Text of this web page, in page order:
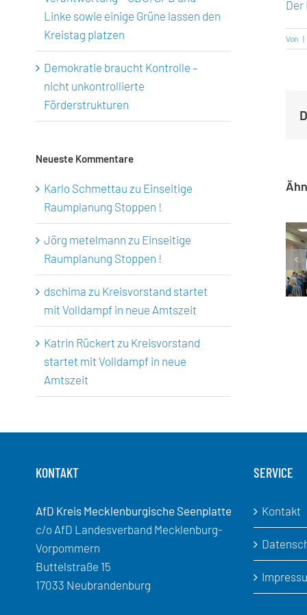
Der
Von |
Linke sowie einige Grüne lassen den
Kreistag platzen
Demokratie braucht Kontrolle –
nicht unkontrollierte
Förderstrukturen
Neueste Kommentare
Karlo Schmettau zu Einseitige
Raumplanung Stoppen !
Jörg metelmann zu Einseitige
Raumplanung Stoppen !
dschima zu Kreisvorstand startet
mit Volldampf in neue Amtszeit
Katrin Rückert zu Kreisvorstand
startet mit Volldampf in neue
Amtszeit
KONTAKT
AfD Kreis Mecklenburgische Seenplatte
c/o AfD Landesverband Mecklenburg-
Vorpommern
Buttelstraße 15
17033 Neubrandenburg
SERVICE
Kontakt